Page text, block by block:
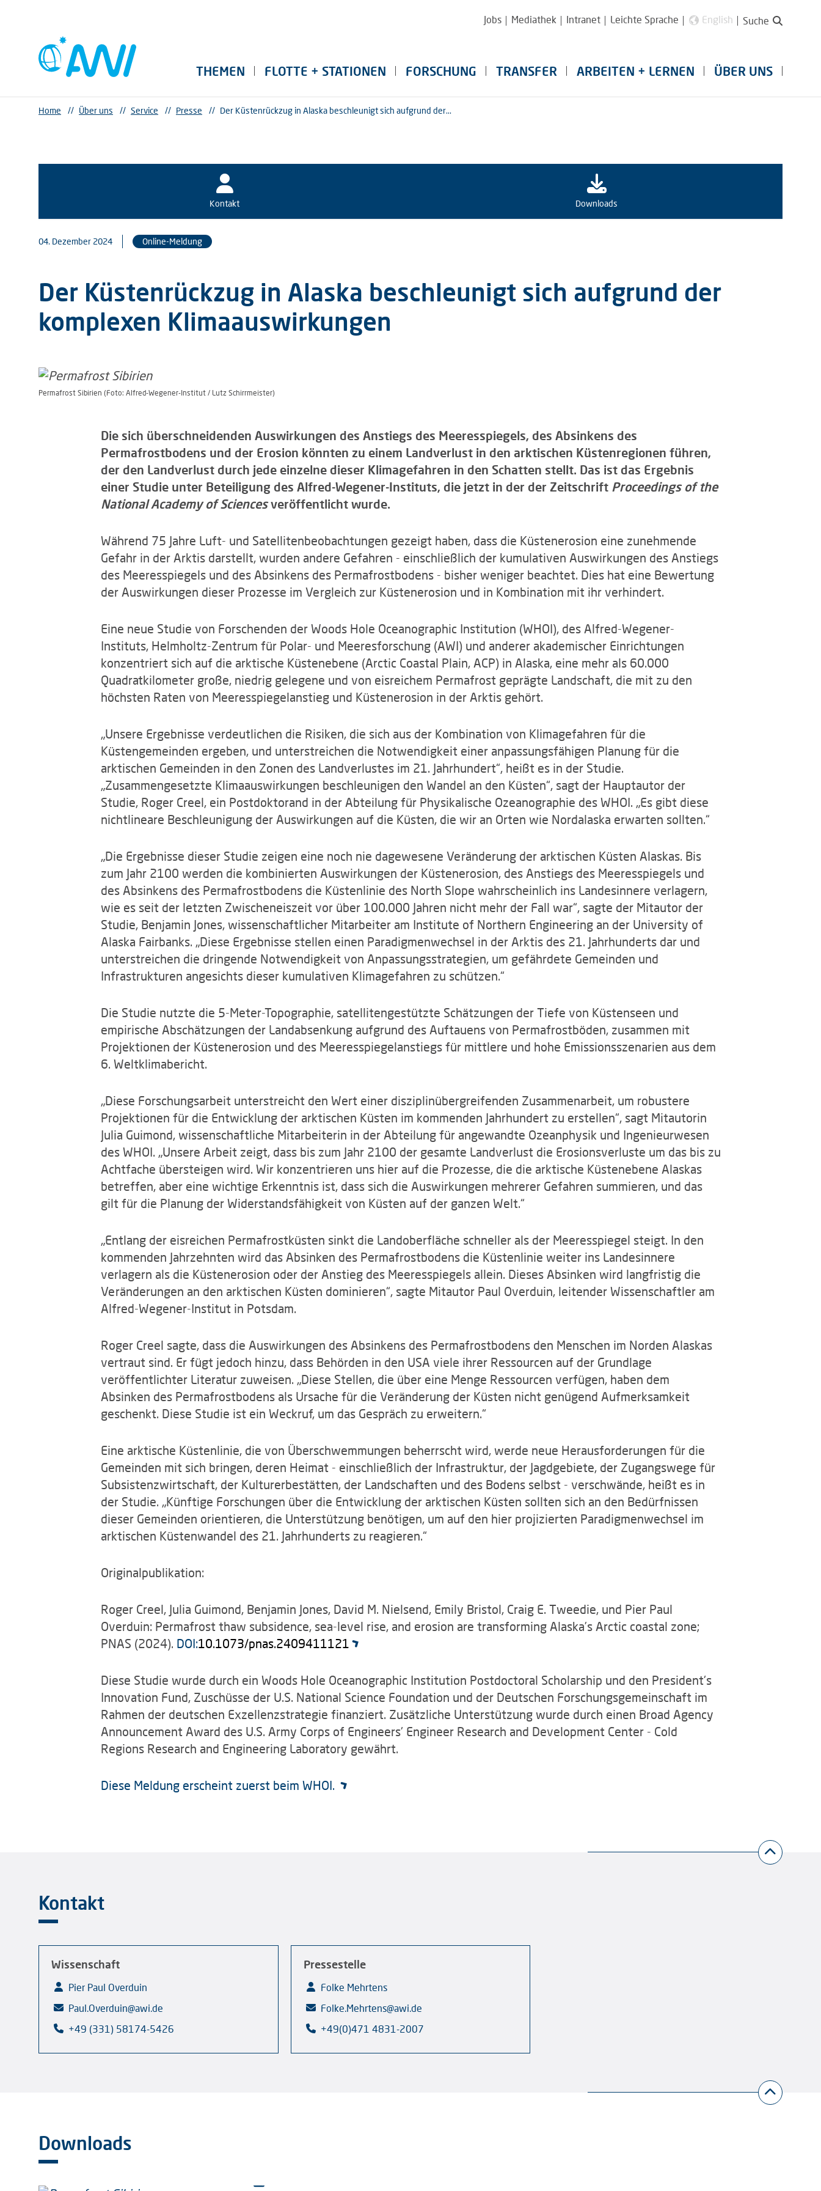
Jobs Mediathek Intranet Leichte Sprache English Suche
THEMEN FLOTTE + STATIONEN FORSCHUNG TRANSFER ARBEITEN + LERNEN ÜBER UNS
Home // Über uns // Service // Presse // Der Küstenrückzug in Alaska beschleunigt sich aufgrund der...
Kontakt Downloads
04. Dezember 2024 Online-Meldung
Der Küstenrückzug in Alaska beschleunigt sich aufgrund der
komplexen Klimaauswirkungen
Permafrost Sibirien (Foto: Alfred-Wegener-Institut / Lutz Schirrmeister)
Die sich überschneidenden Auswirkungen des Anstiegs des Meeresspiegels, des Absinkens des
Permafrostbodens und der Erosion könnten zu einem Landverlust in den arktischen Küstenregionen führen,
der den Landverlust durch jede einzelne dieser Klimagefahren in den Schatten stellt. Das ist das Ergebnis
einer Studie unter Beteiligung des Alfred-Wegener-Instituts, die jetzt in der der Zeitschrift Proceedings of the
National Academy of Sciencesveröffentlicht wurde.
Während 75 Jahre Luft- und Satellitenbeobachtungen gezeigt haben, dass die Küstenerosion eine zunehmende
Gefahr in der Arktis darstellt, wurden andere Gefahren - einschließlich der kumulativen Auswirkungen des Anstiegs
des Meeresspiegels und des Absinkens des Permafrostbodens - bisher weniger beachtet. Dies hat eine Bewertung
der Auswirkungen dieser Prozesse im Vergleich zur Küstenerosion und in Kombination mit ihr verhindert.
Eine neue Studie von Forschenden der Woods Hole Oceanographic Institution (WHOI), des Alfred-Wegener-
Instituts, Helmholtz-Zentrum für Polar- und Meeresforschung (AWI) und anderer akademischer Einrichtungen
konzentriert sich auf die arktische Küstenebene (Arctic Coastal Plain, ACP) in Alaska, eine mehr als 60.000
Quadratkilometer große, niedrig gelegene und von eisreichem Permafrost geprägte Landschaft, die mit zu den
höchsten Raten von Meeresspiegelanstieg und Küstenerosion in der Arktis gehört.
„Unsere Ergebnisse verdeutlichen die Risiken, die sich aus der Kombination von Klimagefahren für die
Küstengemeinden ergeben, und unterstreichen die Notwendigkeit einer anpassungsfähigen Planung für die
arktischen Gemeinden in den Zonen des Landverlustes im 21. Jahrhundert“, heißt es in der Studie.
„Zusammengesetzte Klimaauswirkungen beschleunigen den Wandel an den Küsten“, sagt der Hauptautor der
Studie, Roger Creel, ein Postdoktorand in der Abteilung für Physikalische Ozeanographie des WHOI. „Es gibt diese
nichtlineare Beschleunigung der Auswirkungen auf die Küsten, die wir an Orten wie Nordalaska erwarten sollten.“
„Die Ergebnisse dieser Studie zeigen eine noch nie dagewesene Veränderung der arktischen Küsten Alaskas. Bis
zum Jahr 2100 werden die kombinierten Auswirkungen der Küstenerosion, des Anstiegs des Meeresspiegels und
des Absinkens des Permafrostbodens die Küstenlinie des North Slope wahrscheinlich ins Landesinnere verlagern,
wie es seit der letzten Zwischeneiszeit vor über 100.000 Jahren nicht mehr der Fall war“, sagte der Mitautor der
Studie, Benjamin Jones, wissenschaftlicher Mitarbeiter am Institute of Northern Engineering an der University of
Alaska Fairbanks. „Diese Ergebnisse stellen einen Paradigmenwechsel in der Arktis des 21. Jahrhunderts dar und
unterstreichen die dringende Notwendigkeit von Anpassungsstrategien, um gefährdete Gemeinden und
Infrastrukturen angesichts dieser kumulativen Klimagefahren zu schützen.“
Die Studie nutzte die 5-Meter-Topographie, satellitengestützte Schätzungen der Tiefe von Küstenseen und
empirische Abschätzungen der Landabsenkung aufgrund des Auftauens von Permafrostböden, zusammen mit
Projektionen der Küstenerosion und des Meeresspiegelanstiegs für mittlere und hohe Emissionsszenarien aus dem
6. Weltklimabericht.
„Diese Forschungsarbeit unterstreicht den Wert einer disziplinübergreifenden Zusammenarbeit, um robustere
Projektionen für die Entwicklung der arktischen Küsten im kommenden Jahrhundert zu erstellen“, sagt Mitautorin
Julia Guimond, wissenschaftliche Mitarbeiterin in der Abteilung für angewandte Ozeanphysik und Ingenieurwesen
des WHOI. „Unsere Arbeit zeigt, dass bis zum Jahr 2100 der gesamte Landverlust die Erosionsverluste um das bis zu
Achtfache übersteigen wird. Wir konzentrieren uns hier auf die Prozesse, die die arktische Küstenebene Alaskas
betreffen, aber eine wichtige Erkenntnis ist, dass sich die Auswirkungen mehrerer Gefahren summieren, und das
gilt für die Planung der Widerstandsfähigkeit von Küsten auf der ganzen Welt.“
„Entlang der eisreichen Permafrostküsten sinkt die Landoberfläche schneller als der Meeresspiegel steigt. In den
kommenden Jahrzehnten wird das Absinken des Permafrostbodens die Küstenlinie weiter ins Landesinnere
verlagern als die Küstenerosion oder der Anstieg des Meeresspiegels allein. Dieses Absinken wird langfristig die
Veränderungen an den arktischen Küsten dominieren“, sagte Mitautor Paul Overduin, leitender Wissenschaftler am
Alfred-Wegener-Institut in Potsdam.
Roger Creel sagte, dass die Auswirkungen des Absinkens des Permafrostbodens den Menschen im Norden Alaskas
vertraut sind. Er fügt jedoch hinzu, dass Behörden in den USA viele ihrer Ressourcen auf der Grundlage
veröffentlichter Literatur zuweisen. „Diese Stellen, die über eine Menge Ressourcen verfügen, haben dem
Absinken des Permafrostbodens als Ursache für die Veränderung der Küsten nicht genügend Aufmerksamkeit
geschenkt. Diese Studie ist ein Weckruf, um das Gespräch zu erweitern.“
Eine arktische Küstenlinie, die von Überschwemmungen beherrscht wird, werde neue Herausforderungen für die
Gemeinden mit sich bringen, deren Heimat - einschließlich der Infrastruktur, der Jagdgebiete, der Zugangswege für
Subsistenzwirtschaft, der Kulturerbestätten, der Landschaften und des Bodens selbst - verschwände, heißt es in
der Studie. „Künftige Forschungen über die Entwicklung der arktischen Küsten sollten sich an den Bedürfnissen
dieser Gemeinden orientieren, die Unterstützung benötigen, um auf den hier projizierten Paradigmenwechsel im
arktischen Küstenwandel des 21. Jahrhunderts zu reagieren.“
Originalpublikation:
Roger Creel, Julia Guimond, Benjamin Jones, David M. Nielsend, Emily Bristol, Craig E. Tweedie, und Pier Paul
Overduin: Permafrost thaw subsidence, sea-level rise, and erosion are transforming Alaska’s Arctic coastal zone;
PNAS (2024). DOI:10.1073/pnas.2409411121
Diese Studie wurde durch ein Woods Hole Oceanographic Institution Postdoctoral Scholarship und den President's
Innovation Fund, Zuschüsse der U.S. National Science Foundation und der Deutschen Forschungsgemeinschaft im
Rahmen der deutschen Exzellenzstrategie finanziert. Zusätzliche Unterstützung wurde durch einen Broad Agency
Announcement Award des U.S. Army Corps of Engineers' Engineer Research and Development Center - Cold
Regions Research and Engineering Laboratory gewährt.
Diese Meldung erscheint zuerst beim WHOI.
Kontakt
Wissenschaft
Pier Paul Overduin
Paul.Overduin@awi.de
+49 (331) 58174-5426
Pressestelle
Folke Mehrtens
Folke.Mehrtens@awi.de
+49(0)471 4831-2007
Downloads